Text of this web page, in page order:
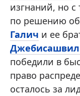
изгнаний, но с
по решению
Галич и ее
победили в
право
осталось за